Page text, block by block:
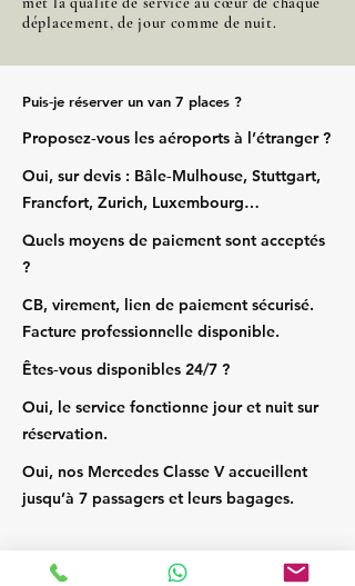
déplacement, de jour comme de nuit.
Puis‑je réserver un van 7 places ?
Proposez‑vous les aéroports à l’étranger ?
Oui, sur devis : Bâle‑Mulhouse, Stuttgart,
Francfort, Zurich, Luxembourg…
Quels moyens de paiement sont acceptés
?
CB, virement, lien de paiement sécurisé.
Facture professionnelle disponible.
Êtes‑vous disponibles 24/7 ?
Oui, le service fonctionne jour et nuit sur
réservation.
Oui, nos Mercedes Classe V accueillent
jusqu’à 7 passagers et leurs bagages.